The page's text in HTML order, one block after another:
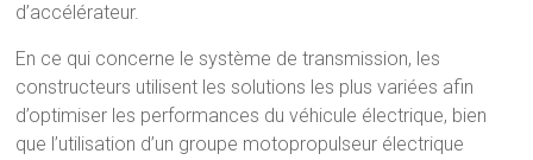
d’accélérateur.
En ce qui concerne le système de transmission, les
constructeurs utilisent les solutions les plus variées afin
d’optimiser les performances du véhicule électrique, bien
que l’utilisation d’un groupe motopropulseur électrique